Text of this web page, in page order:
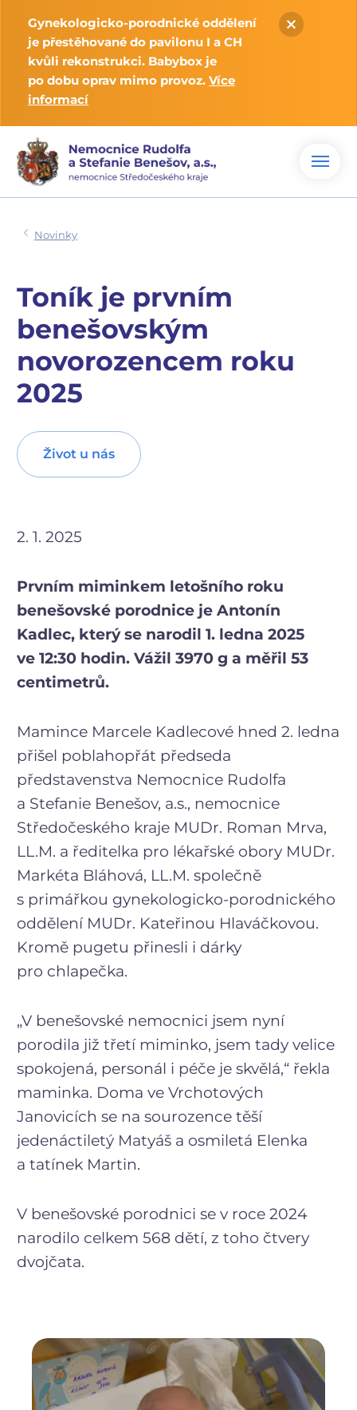
Gynekologicko-porodnické oddělení
je přestěhované do pavilonu I a CH
kvůli rekonstrukci. Babybox je
po dobu oprav mimo provoz. Více
informací
Novinky
Toník je prvním
benešovským
novorozencem roku
2025
Život u nás
2. 1. 2025
Prvním miminkem letošního roku
benešovské porodnice je Antonín
Kadlec, který se narodil 1. ledna 2025
ve 12:30 hodin. Vážil 3970 g a měřil 53
centimetrů.
Mamince Marcele Kadlecové hned 2. ledna
přišel poblahopřát předseda
představenstva Nemocnice Rudolfa
a Stefanie Benešov, a.s., nemocnice
Středočeského kraje MUDr. Roman Mrva,
LL.M. a ředitelka pro lékařské obory MUDr.
Markéta Bláhová, LL.M. společně
s primářkou gynekologicko-porodnického
oddělení MUDr. Kateřinou Hlaváčkovou.
Kromě pugetu přinesli i dárky
pro chlapečka.
„V benešovské nemocnici jsem nyní
porodila již třetí miminko, jsem tady velice
spokojená, personál i péče je skvělá,“ řekla
maminka. Doma ve Vrchotových
Janovicích se na sourozence těší
jedenáctiletý Matyáš a osmiletá Elenka
a tatínek Martin.
V benešovské porodnici se v roce 2024
narodilo celkem 568 dětí, z toho čtvery
dvojčata.